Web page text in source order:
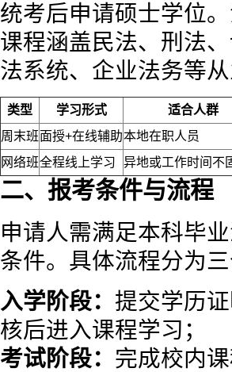
统考后申请硕士学位
课程涵盖民法、刑法
法系统、企业法务等
类型 学习形式
适合人群
周末班面授+在线辅助本地在职人员
网络班全程线上学习 异地或工作时间不
二、报考条件与流程
申请人需满足本科毕
条件。具体流程分为
入学阶段： 提交学历
核后进入课程学习；
考试阶段： 完成校内